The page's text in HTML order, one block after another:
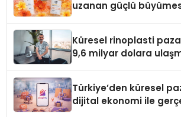
uzanan güçlü
Küresel rinoplasti
9,6 milyar dolara
Türkiye’den küresel
dijital ekonomi ile